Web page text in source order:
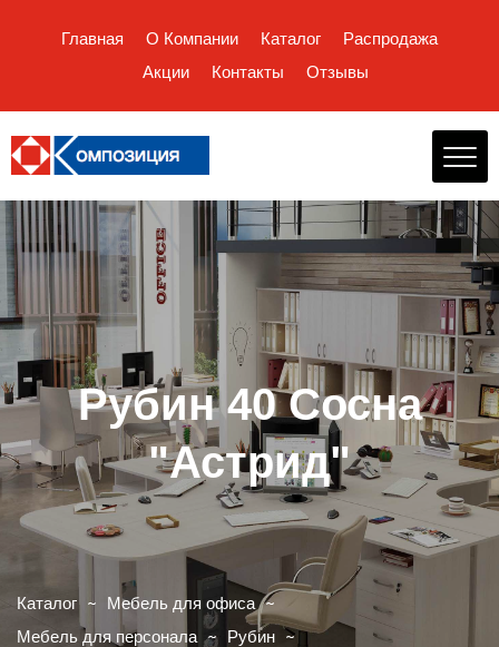
Главная О Компании Каталог
Распродажа
Акции
Контакты Отзывы
Рубин 40 Сосна
"Астрид"
Каталог
Мебель для офиса
Мебель для персонала
Рубин